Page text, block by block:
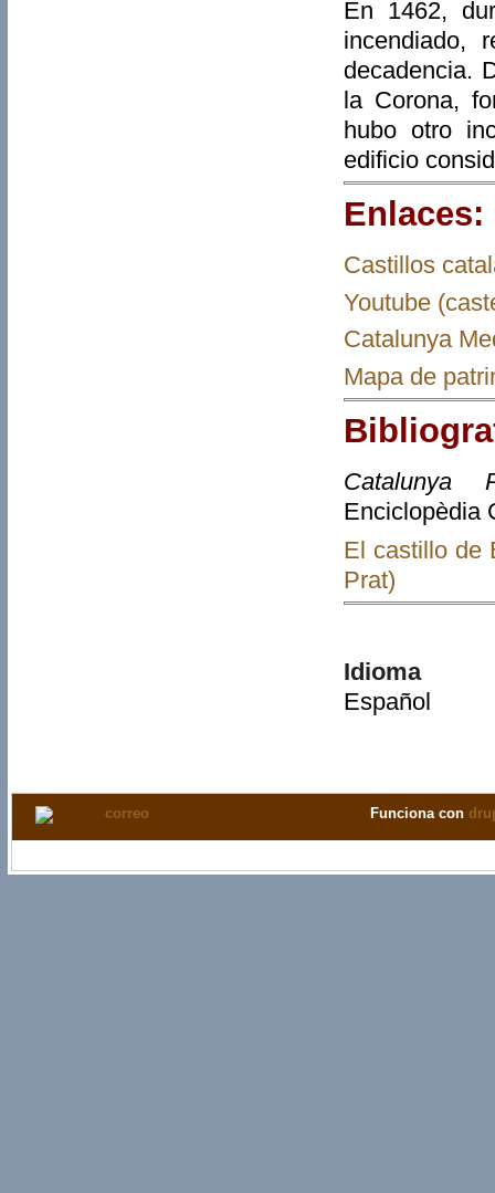
En 1462,
incendiado,
decadencia.
la Corona,
hubo otro
edificio
Enlaces:
Castillos
Youtube
Catalunya
Mapa de
Catalunya
Enciclopèdia
El castillo de
Prat)
Idioma
Español
Funciona con